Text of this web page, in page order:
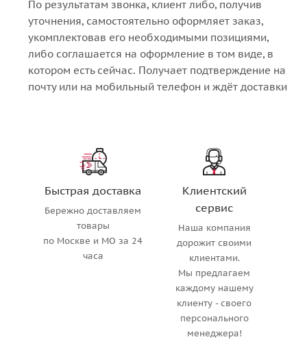
По результатам звонка, клиент либо, получив
уточнения, самостоятельно оформляет заказ,
укомплектовав его необходимыми позициями,
либо соглашается на оформление в том виде, в
котором есть сейчас. Получает подтверждение на
почту или на мобильный телефон и ждёт доставки
Быстрая доставка
Бережно доставляем
товары
по Москве и МО за 24
часа
Клиентский
сервис
Наша компания
дорожит своими
клиентами.
Мы предлагаем
каждому нашему
клиенту - своего
персонального
менеджера!